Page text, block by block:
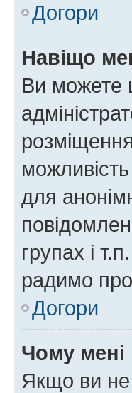
Догори
Навіщо
Ви можете
для
групах і
радимо
Догори
Чому мені
Якщо ви не